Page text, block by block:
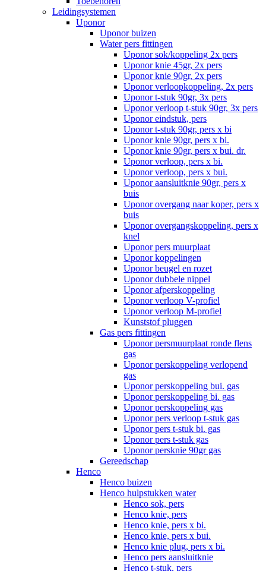
Leidingsystemen
Uponor
Uponor buizen
Water pers fittingen
Uponor sok/koppeling 2x pers
Uponor knie 45gr, 2x pers
Uponor knie 90gr, 2x pers
Uponor verloopkoppeling, 2x pers
Uponor t-stuk 90gr, 3x pers
Uponor verloop t-stuk 90gr, 3x pers
Uponor eindstuk, pers
Uponor t-stuk 90gr, pers x bi
Uponor knie 90gr, pers x bi.
Uponor knie 90gr, pers x bui. dr.
Uponor verloop, pers x bi.
Uponor verloop, pers x bui.
Uponor aansluitknie 90gr, pers x
buis
Uponor overgang naar koper, pers x
buis
Uponor overgangskoppeling, pers x
knel
Uponor pers muurplaat
Uponor koppelingen
Uponor beugel en rozet
Uponor dubbele nippel
Uponor afperskoppeling
Uponor verloop V-profiel
Uponor verloop M-profiel
Kunststof pluggen
Gas pers fittingen
Uponor persmuurplaat ronde flens
gas
Uponor perskoppeling verlopend
gas
Uponor perskoppeling bui. gas
Uponor perskoppeling bi. gas
Uponor perskoppeling gas
Uponor pers verloop t-stuk gas
Uponor pers t-stuk bi. gas
Uponor pers t-stuk gas
Uponor persknie 90gr gas
Gereedschap
Henco
Henco buizen
Henco hulpstukken water
Henco sok, pers
Henco knie, pers
Henco knie, pers x bi.
Henco knie, pers x bui.
Henco knie plug, pers x bi.
Henco pers aansluitknie
Henco t-stuk, pers